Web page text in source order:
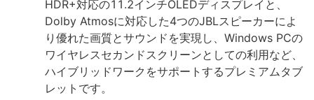
HDR+対応の11.2インチOLEDディスプレイと、
Dolby Atmosに対応した4つのJBLスピーカーによ
り優れた画質とサウンドを実現し、Windows PCの
ワイヤレスセカンドスクリーンとしての利用など、
ハイブリッドワークをサポートするプレミアムタブ
レットです。